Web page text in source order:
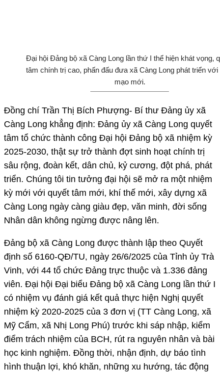
Đại hội Đảng bộ xã Càng Long lần thứ I thể hiện khát vọng,
tâm chính trị cao, phấn đấu đưa xã Càng Long phát triển với
mạo mới.
Đồng chí Trần Thị Bích Phượng- Bí thư Đảng ủy xã
Càng Long khẳng định: Đảng ủy xã Càng Long quyết
tâm tổ chức thành công Đại hội Đảng bộ xã nhiệm kỳ
2025-2030, thật sự trở thành đợt sinh hoạt chính trị
sâu rộng, đoàn kết, dân chủ, kỷ cương, đột phá, phát
triển. Chúng tôi tin tưởng đại hội sẽ mở ra một nhiệm
kỳ mới với quyết tâm mới, khí thế mới, xây dựng xã
Càng Long ngày càng giàu đẹp, văn minh, đời sống
Nhân dân không ngừng được nâng lên.
Đảng bộ xã Càng Long được thành lập theo Quyết
định số 6160-QĐ/TU, ngày 26/6/2025 của Tỉnh ủy Trà
Vinh, với 44 tổ chức Đảng trực thuộc và 1.336 đảng
viên. Đại hội Đại biểu Đảng bộ xã Càng Long lần thứ I
có nhiệm vụ đánh giá kết quả thực hiện Nghị quyết
nhiệm kỳ 2020-2025 của 3 đơn vị (TT Càng Long, xã
Mỹ Cẩm, xã Nhị Long Phú) trước khi sáp nhập, kiểm
điểm trách nhiệm của BCH, rút ra nguyên nhân và bài
học kinh nghiệm. Đồng thời, nhận định, dự báo tình
hình thuận lợi, khó khăn, những xu hướng, tác động